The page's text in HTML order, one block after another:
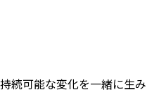
持続可能な変化を一緒に生